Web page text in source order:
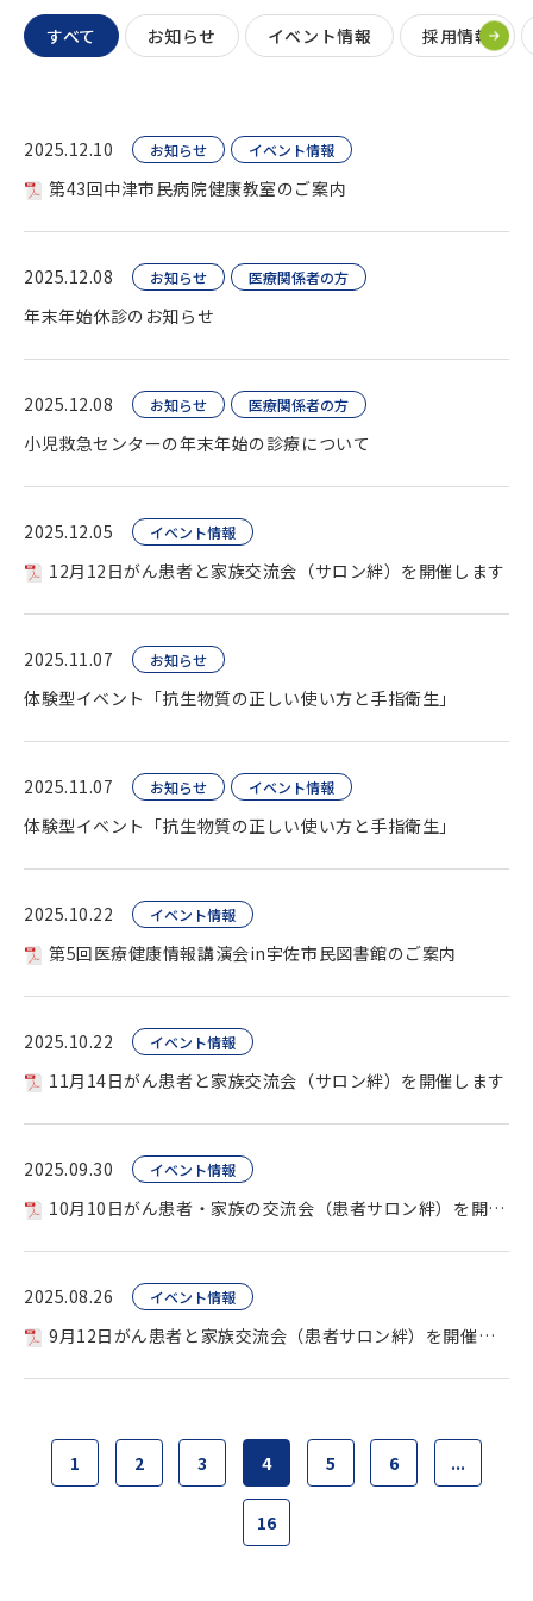
すべて お知らせ イベント情報 採用情報
2025.12.10 お知らせ イベント情報
第43回中津市民病院健康教室のご案内
2025.12.08 お知らせ 医療関係者の方
年末年始休診のお知らせ
2025.12.08 お知らせ 医療関係者の方
小児救急センターの年末年始の診療について
2025.12.05 イベント情報
12月12日がん患者と家族交流会（サロン絆）を開催します
2025.11.07 お知らせ
体験型イベント「抗生物質の正しい使い方と手指衛生」
2025.11.07 お知らせ イベント情報
体験型イベント「抗生物質の正しい使い方と手指衛生」
2025.10.22 イベント情報
第5回医療健康情報講演会in宇佐市民図書館のご案内
2025.10.22 イベント情報
11月14日がん患者と家族交流会（サロン絆）を開催します
2025.09.30 イベント情報
10月10日がん患者・家族の交流会（患者サロン絆）を開催します
2025.08.26 イベント情報
9月12日がん患者と家族交流会（患者サロン絆）を開催します。
1 2 3 4 5 6 ...
16